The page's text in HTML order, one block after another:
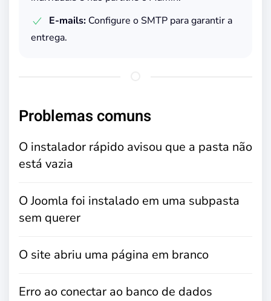
E-mails: Configure o SMTP para garantir a
entrega.
Problemas comuns
O instalador rápido avisou que a pasta não
está vazia
O Joomla foi instalado em uma subpasta
sem querer
O site abriu uma página em branco
Erro ao conectar ao banco de dados